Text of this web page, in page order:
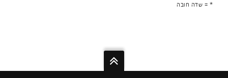
* = שדה חובה